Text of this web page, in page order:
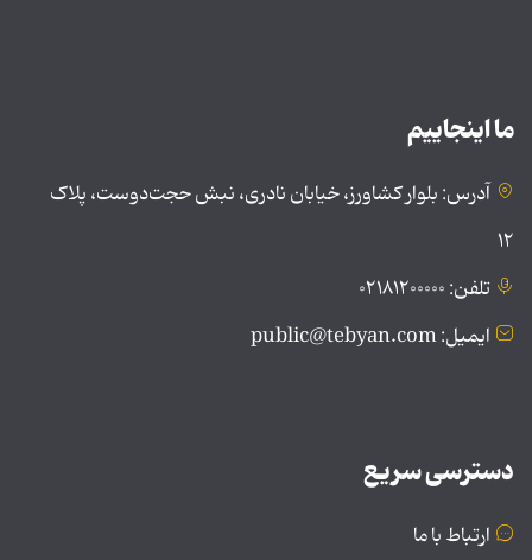
ما اینجاییم
آدرس: بلوار کشاورز، خیابان نادری، نبش حجت‌دوست، پلاک
۱۲
تلفن: ۰۲۱۸۱۲۰۰۰۰۰
ایمیل: public@tebyan.com
دسترسی سریع
ارتباط با ما